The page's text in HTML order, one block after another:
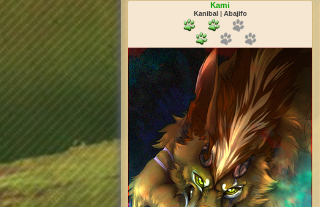
Kami
Kanibal | Abajifo